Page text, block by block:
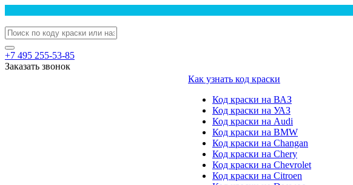
+7 495 255-53-85
Заказать звонок
Как узнать код краски
Код краски на ВАЗ
Код краски на УАЗ
Код краски на Audi
Код краски на BMW
Код краски на Changan
Код краски на Chery
Код краски на Chevrolet
Код краски на Citroen